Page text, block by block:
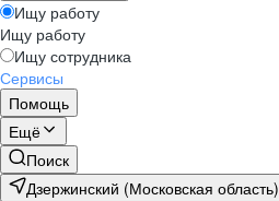
Ищу работу
Ищу работу
Ищу сотрудника
Сервисы
Помощь
Ещё
Поиск
Дзержинский (Московская область)